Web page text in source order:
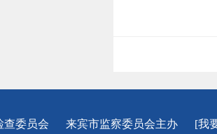
查委员会 来宾市监察委员会主办 [我